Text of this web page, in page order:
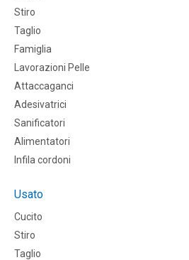
Stiro
Taglio
Famiglia
Lavorazioni Pelle
Attaccaganci
Adesivatrici
Sanificatori
Alimentatori
Infila cordoni
Usato
Cucito
Stiro
Taglio